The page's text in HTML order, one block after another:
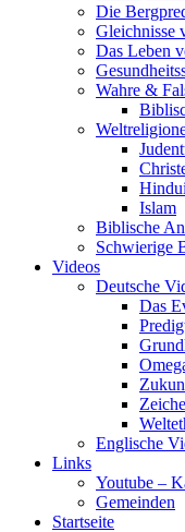
Die
Gleichnisse
Das Leben
Wahre &
Islam
Biblische
Schwierige
Videos
Deutsche
Das
Englische
Links
Youtube –
Gemeinden
Startseite